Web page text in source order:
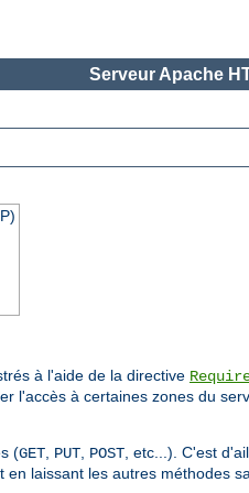
Serveur Apache
à l'aide de la directive
l'accès à certaines zones du
(GET, PUT, POST, etc...). C'est
laissant les autres méthodes